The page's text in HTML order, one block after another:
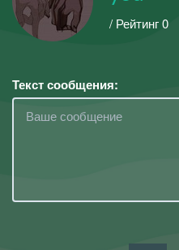
/ Рейтинг 0
Текст сообщения: